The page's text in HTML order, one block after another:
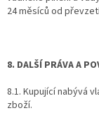
24 měsíců od
8. DALŠÍ PRÁVA A
8.1. Kupující nabývá
zboží.